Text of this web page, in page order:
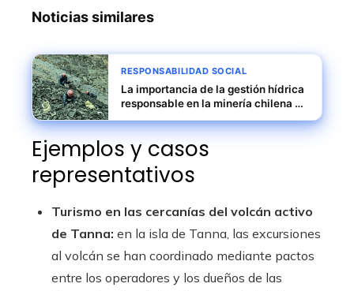
Noticias similares
RESPONSABILIDAD SOCIAL
La importancia de la gestión hídrica
responsable en la minería chilena y
su impacto social
Ejemplos y casos
representativos
Turismo en las cercanías del volcán activo
de Tanna: en la isla de Tanna, las excursiones
al volcán se han coordinado mediante pactos
entre los operadores y los dueños de las